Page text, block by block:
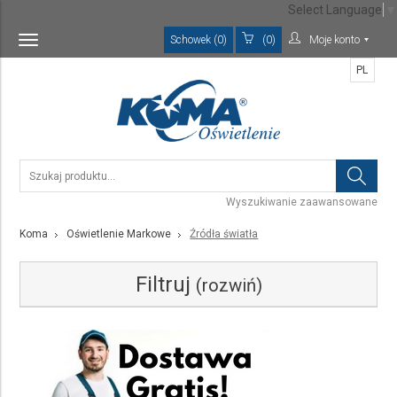
Toggle
navigation
Schowek (0) (0) Moje konto
Wyszukiwanie zaawansowane
PL
Koma Oświetlenie Markowe Źródła światła
Filtruj (rozwiń)
Kategoria
Select Language